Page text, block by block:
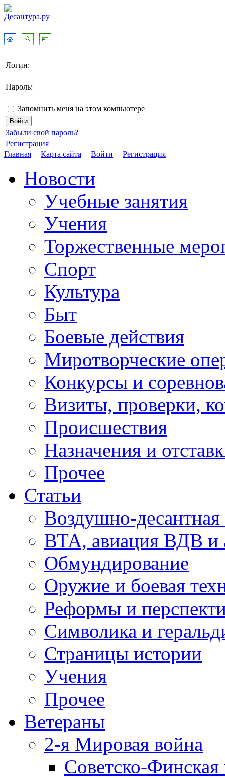
Логин:
Пароль:
Запомнить меня на этом компьютере
Забыли свой пароль?
Регистрация
Главная | Карта сайта | Войти | Регистрация
Новости
Учебные занятия
Учения
Торжественные
Спорт
Культура
Быт
Боевые действия
Миротворческие
Конкурсы и
Визиты, проверки,
Происшествия
Назначения и
Прочее
Статьи
Воздушно-десантная
ВТА, авиация ВДВ и
Обмундирование
Оружие и боевая
Реформы и
Символика и
Страницы истории
Учения
Прочее
Ветераны
2-я Мировая война
Советско-